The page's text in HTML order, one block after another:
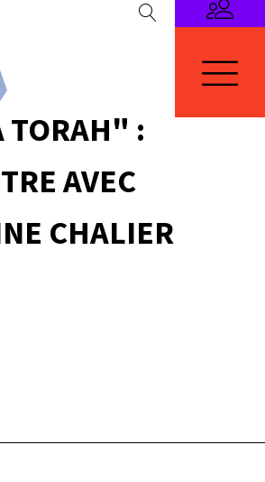
TORAH" :
AVEC
CHALIER